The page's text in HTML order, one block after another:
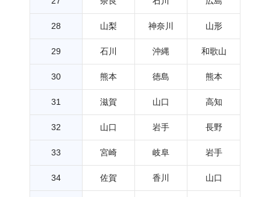
28 山梨 神奈川 山形
29 石川 沖縄 和歌山
30 熊本 徳島 熊本
31 滋賀 山口 高知
32 山口 岩手 長野
33 宮崎 岐阜 岩手
34 佐賀 香川 山口